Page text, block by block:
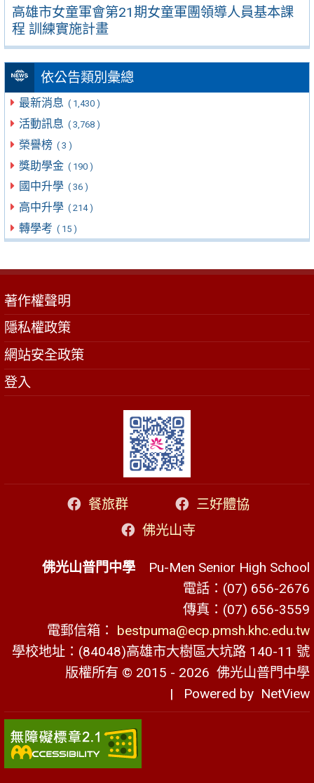
高雄市女童軍會第21期女童軍團領導人員基本課
程 訓練實施計畫
依公告類別彙總
最新消息 ( 1,430 )
活動訊息 ( 3,768 )
榮譽榜 ( 3 )
獎助學金 ( 190 )
國中升學 ( 36 )
高中升學 ( 214 )
轉學考 ( 15 )
著作權聲明
隱私權政策
網站安全政策
登入
餐旅群
三好體協
佛光山寺
佛光山普門中學 Pu-Men Senior High School
電話：(07) 656-2676
傳真：(07) 656-3559
電郵信箱： bestpuma@ecp.pmsh.khc.edu.tw
學校地址：(84048)高雄市大樹區大坑路 140-11 號
版權所有 © 2015 - 2026 佛光山普門中學
| Powered by NetView